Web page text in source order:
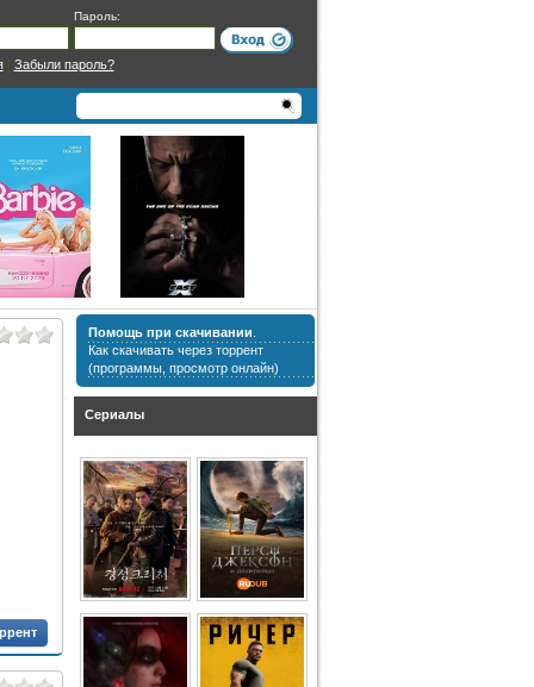
Пароль:
| Забыли пароль?
Помощь при скачивании
Как скачивать через торрент
(программы, просмотр онлайн)
Сериалы